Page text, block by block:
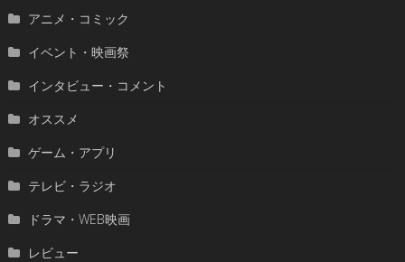
アニメ・コミック
イベント・映画祭
インタビュー・コメント
オススメ
ゲーム・アプリ
テレビ・ラジオ
ドラマ・WEB映画
レビュー